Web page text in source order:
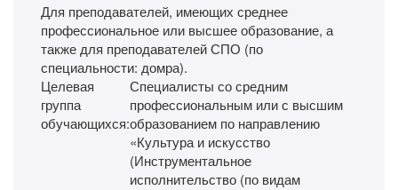
Для преподавателей, имеющих среднее
профессиональное или высшее образование, а
также для преподавателей СПО (по
специальности: домра).
Целевая
группа
обучающихся:
Специалисты со средним
профессиональным или с высшим
образованием по направлению
«Культура и искусство
(Инструментальное
исполнительство (по видам